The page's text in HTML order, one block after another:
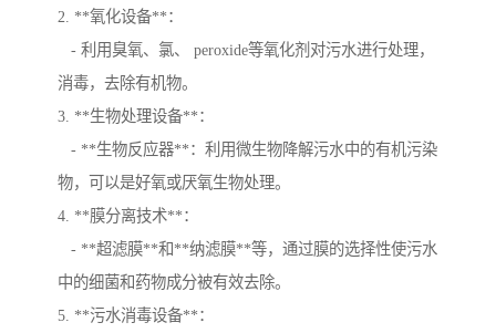
2. **氧化设备**：
- 利用臭氧、氯、 peroxide等氧化剂对污水进行处理，
消毒，去除有机物。
3. **生物处理设备**：
- **生物反应器**：利用微生物降解污水中的有机污染
物，可以是好氧或厌氧生物处理。
4. **膜分离技术**：
- **超滤膜**和**纳滤膜**等，通过膜的选择性使污水
中的细菌和药物成分被有效去除。
5. **污水消毒设备**：